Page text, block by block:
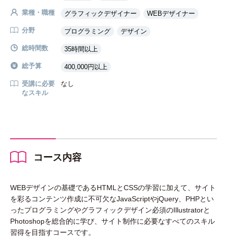
業種・職種 グラフィックデザイナー WEBデザイナー
分野 プログラミング デザイン
総時間数 35時間以上
総予算 400,000円以上
受講に必要
なスキル
なし
コース内容
WEBデザインの基礎であるHTMLとCSSの学習に加えて、サイト
を彩るコンテンツ作成に不可欠なJavaScriptやjQuery、PHPとい
ったプログラミングやグラフィックデザイン必須のIllustratorと
Photoshopを総合的に学び、サイト制作に必要なすべてのスキル
習得を目指すコースです。